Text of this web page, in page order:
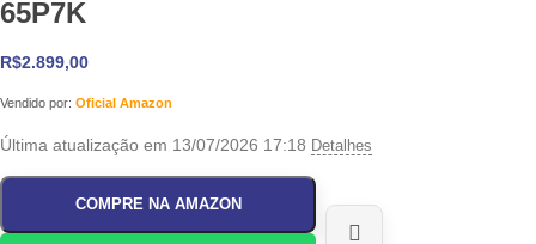
65P7K
R$2.899,00
Vendido por: Oficial Amazon
Última atualização em 13/07/2026 17:18 Detalhes
COMPRE NA AMAZON